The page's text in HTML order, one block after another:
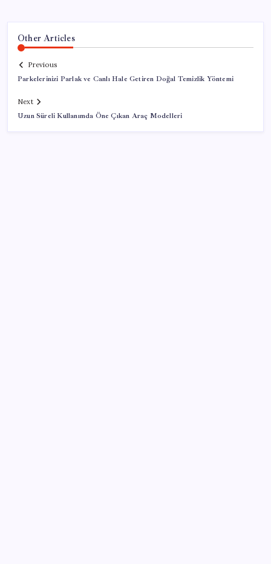
Other Articles
Previous
Parkelerinizi Parlak ve Canlı Hale Getiren Doğal Temizlik Yöntemi
Next
Uzun Süreli Kullanımda Öne Çıkan Araç Modelleri